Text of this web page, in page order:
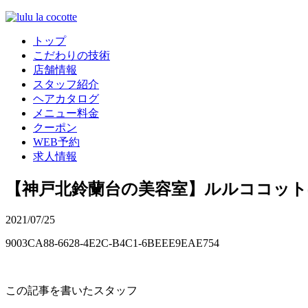
トップ
こだわりの技術
店舗情報
スタッフ紹介
ヘアカタログ
メニュー料金
クーポン
WEB予約
求人情報
【神戸北鈴蘭台の美容室】ルルココッ
2021/07/25
9003CA88-6628-4E2C-B4C1-6BEEE9EAE754
この記事を書いたスタッフ